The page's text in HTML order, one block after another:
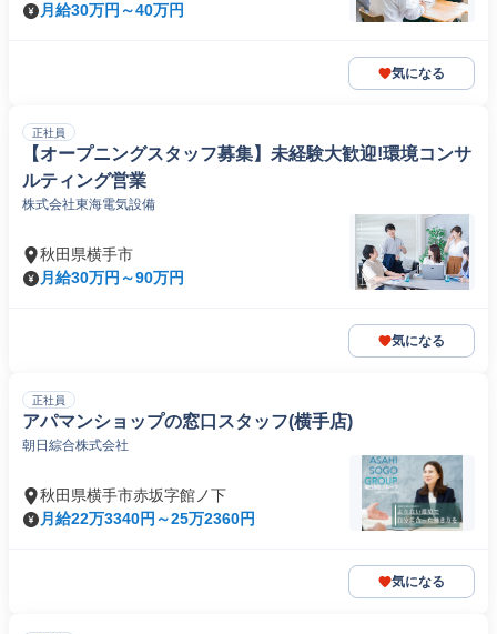
月給30万円～40万円
気になる
正社員
【オープニングスタッフ募集】未経験大歓迎!環境コンサ
ルティング営業
株式会社東海電気設備
秋田県横手市
月給30万円～90万円
気になる
正社員
アパマンショップの窓口スタッフ(横手店)
朝日綜合株式会社
秋田県横手市赤坂字館ノ下
月給22万3340円～25万2360円
気になる